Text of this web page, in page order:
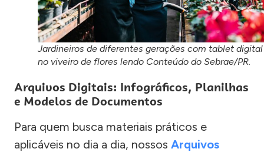
Jardineiros de diferentes gerações com tablet digital
no viveiro de flores lendo Conteúdo do Sebrae/PR.
Arquivos Digitais: Infográficos, Planilhas
e Modelos de Documentos
Para quem busca materiais práticos e
aplicáveis no dia a dia, nossos Arquivos